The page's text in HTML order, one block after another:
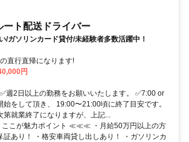
ート配送ドライバー
/ガソリンカード貸付/未経験者多数活躍中！
現場への直行直帰になります!
円
週2日以上の勤務をお願いいたします。 ✅7:00 or
をして頂き、 19:00〜21:00頃に終了目安です。
就業終了になりますが、上記...
こが魅力ポイント ≪≪≪ ・月給50万円以上の方
証あり！ ・格安車両貸し出しあり！ ・ガソリンカ